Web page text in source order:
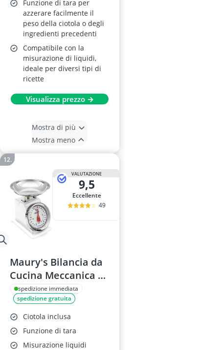
Funzione di tara per
azzerare facilmente il
peso della ciotola o degli
ingredienti precedenti
Compatibile con la
misurazione di liquidi,
ideale per diversi tipi di
ricette
Visualizza prezzo →
Mostra di più
Mostra meno
VALUTAZIONE
9,5
Eccellente
49
Maury's Bilancia da
Cucina Meccanica 5
kgspedizione immediata
spedizione gratuita
Ciotola inclusa
Funzione di tara
Misurazione liquidi